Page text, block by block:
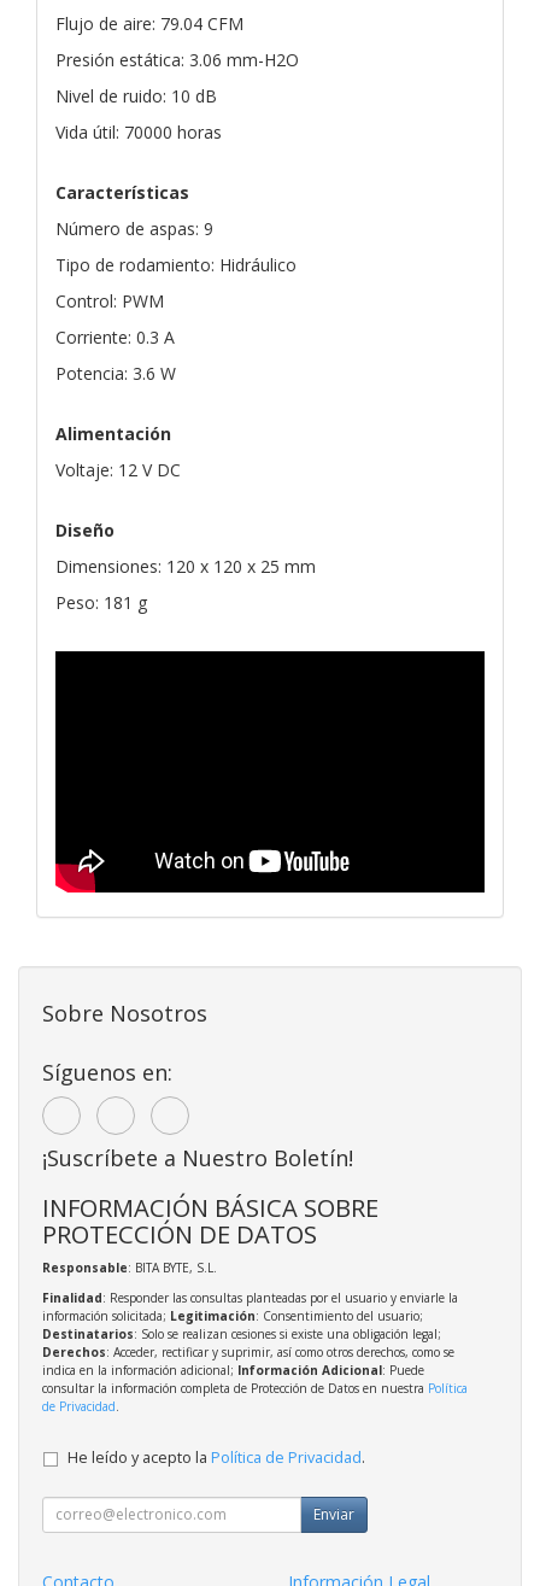
Flujo de aire: 79.04 CFM
Presión estática: 3.06 mm-H2O
Nivel de ruido: 10 dB
Vida útil: 70000 horas
Características
Número de aspas: 9
Tipo de rodamiento: Hidráulico
Control: PWM
Corriente: 0.3 A
Potencia: 3.6 W
Alimentación
Voltaje: 12 V DC
Diseño
Dimensiones: 120 x 120 x 25 mm
Peso: 181 g
Sobre Nosotros
Síguenos en:
¡Suscríbete a Nuestro Boletín!
INFORMACIÓN BÁSICA SOBRE
PROTECCIÓN DE DATOS
Responsable: BITA BYTE, S.L.
Finalidad: Responder las consultas planteadas por el usuario y enviarle la
información solicitada; Legitimación: Consentimiento del usuario;
Destinatarios: Solo se realizan cesiones si existe una obligación legal;
Derechos: Acceder, rectificar y suprimir, así como otros derechos, como se
indica en la información adicional; Información Adicional: Puede
consultar la información completa de Protección de Datos en nuestra Política
de Privacidad.
He leído y acepto la Política de Privacidad.
Enviar